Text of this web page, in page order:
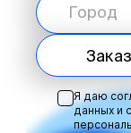
Я даю
данных и